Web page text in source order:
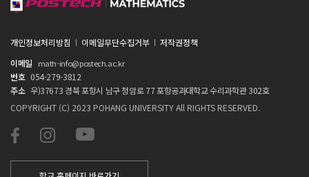
개인정보처리방침 이메일무단수집거부
저작권정책
이메일
math-info@postech.ac.kr
번호 054-279-3812
주소 우)37673 경북 포항시 남구 청암로 77 포항공과대학교 수리과학관 302호
COPYRIGHT (C) 2023 POHANG UNIVERSITY All RIGHTS RESERVED.